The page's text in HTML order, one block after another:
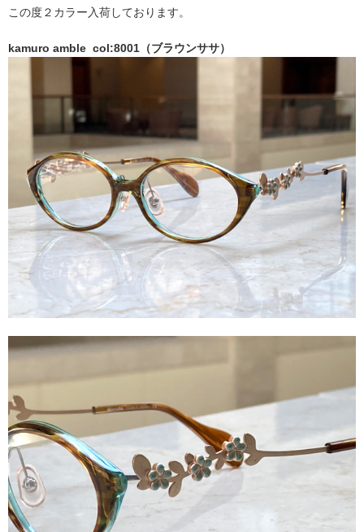
この度２カラー入荷しております。
kamuro amble col:8001（ブラウンササ）